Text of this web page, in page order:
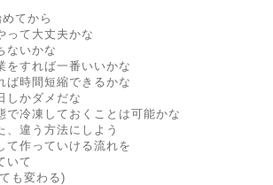
めてから
って大丈夫かな
ないかな
をすれば一番いいかな
ば時間短縮できるかな
しかダメだな
で冷凍しておくことは可能かな
、違う方法にしよう
て作っていける流れを
いて
も変わる)